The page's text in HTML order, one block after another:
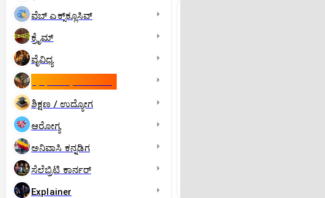
ವೆಬ್ ಎಕ್ಸ್‌ಕ್ಲೂಸಿವ್
ಕ್ರೈಮ್
ವೈವಿಧ್ಯ
ಶಿಕ್ಷಣ / ಉದ್ಯೋಗ
ಆರೋಗ್ಯ
ಅನಿವಾಸಿ ಕನ್ನಡಿಗ
ಸೆಲೆಬ್ರಿಟಿ ಕಾರ್ನರ್‌
Explainer